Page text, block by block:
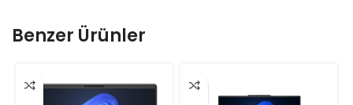
Benzer Ürünler